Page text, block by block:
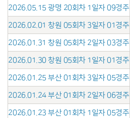
2026.05.15 광명 20회차 1일자 09경주
2026.02.01 창원 05회차 3일자 01경주
2026.01.31 창원 05회차 2일자 03경주
2026.01.30 창원 05회차 1일자 01경주
2026.01.25 부산 01회차 3일자 05경주
2026.01.24 부산 01회차 2일자 06경주
2026.01.23 부산 01회차 1일자 05경주